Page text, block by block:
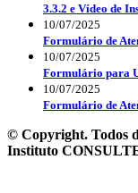
3.3.2 e Vídeo de
10/07/2025
Formulário de
10/07/2025
Formulário para
10/07/2025
Formulário de
© Copyright. Todos
Instituto